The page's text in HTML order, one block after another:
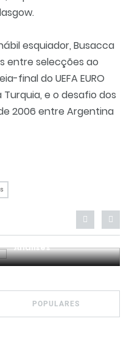
esquiador, Busacca
entre selecções ao
final do UEFA EURO
e o desafio dos
2006 entre Argentina
Análises
POPULARES